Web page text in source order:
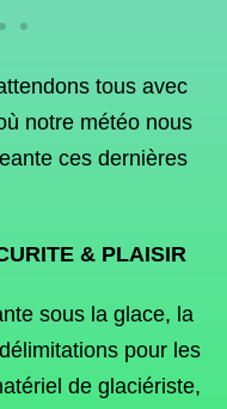
tous avec
notre météo nous
ces dernières
& PLAISIR
sous la glace, la
pour les
de glaciériste,